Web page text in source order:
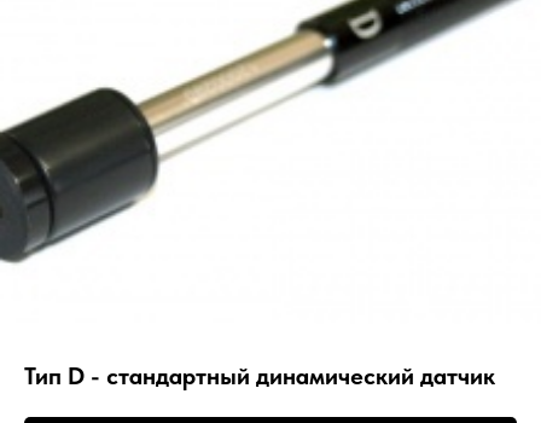
Тип D - стандартный динамический датчик